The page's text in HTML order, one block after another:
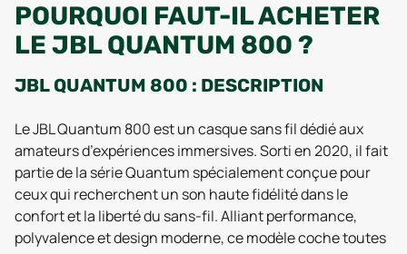
POURQUOI FAUT-IL ACHETER
LE JBL QUANTUM 800 ?
JBL QUANTUM 800 : DESCRIPTION
Le JBL Quantum 800 est un casque sans fil dédié aux
amateurs d’expériences immersives. Sorti en 2020, il fait
partie de la série Quantum spécialement conçue pour
ceux qui recherchent un son haute fidélité dans le
confort et la liberté du sans-fil. Alliant performance,
polyvalence et design moderne, ce modèle coche toutes